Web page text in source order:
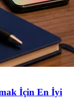
İçin En İyi